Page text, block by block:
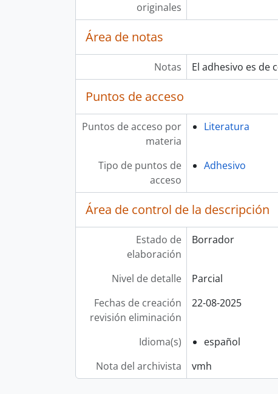
originales
Área de notas
Notas El adhesivo es de
Puntos de acceso
Puntos de acceso por
materia
Literatura
Tipo de puntos de
acceso
Adhesivo
Área de control de la descripción
Estado de
elaboración
Borrador
Nivel de detalle
Parcial
Fechas de creación
revisión eliminación
22-08-2025
Idioma(s)
español
Nota del archivista
vmh